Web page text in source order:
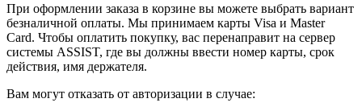
При оформлении заказа в корзине вы можете выбрать вариант
безналичной оплаты. Мы принимаем карты Visa и Master
Card. Чтобы оплатить покупку, вас перенаправит на сервер
системы ASSIST, где вы должны ввести номер карты, срок
действия, имя держателя.
Вам могут отказать от авторизации в случае: